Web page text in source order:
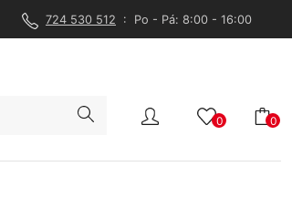
724 530 512 : Po - Pá: 8:00 - 16:00
0 0